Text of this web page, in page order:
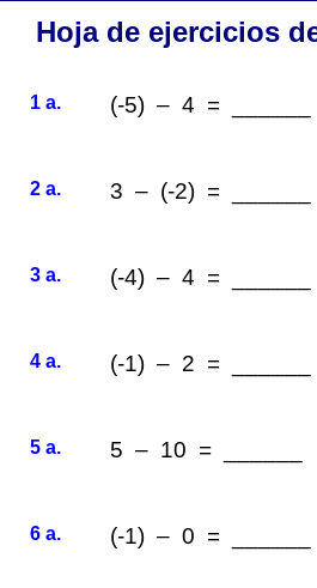
Hoja de ejercicios
1 a. (-5) – 4 = ______
2 a. 3 – (-2) = ______
3 a. (-4) – 4 = ______
4 a. (-1) – 2 = ______
5 a. 5 – 10 = ______
6 a. (-1) – 0 = ______